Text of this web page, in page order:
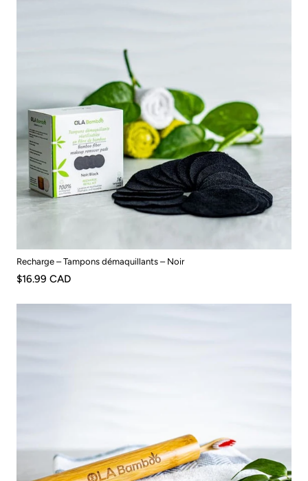
Recharge – Tampons démaquillants – Noir
$16.99 CAD